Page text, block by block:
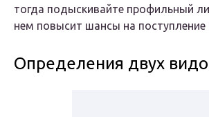
тогда подыскивайте профильный
нем повысит шансы на поступление
Определения двух